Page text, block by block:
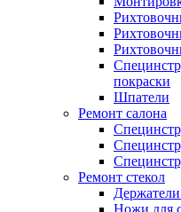
покраски
Шпатели
Ремонт салона
Ремонт стекол
Держатели
Ножи для